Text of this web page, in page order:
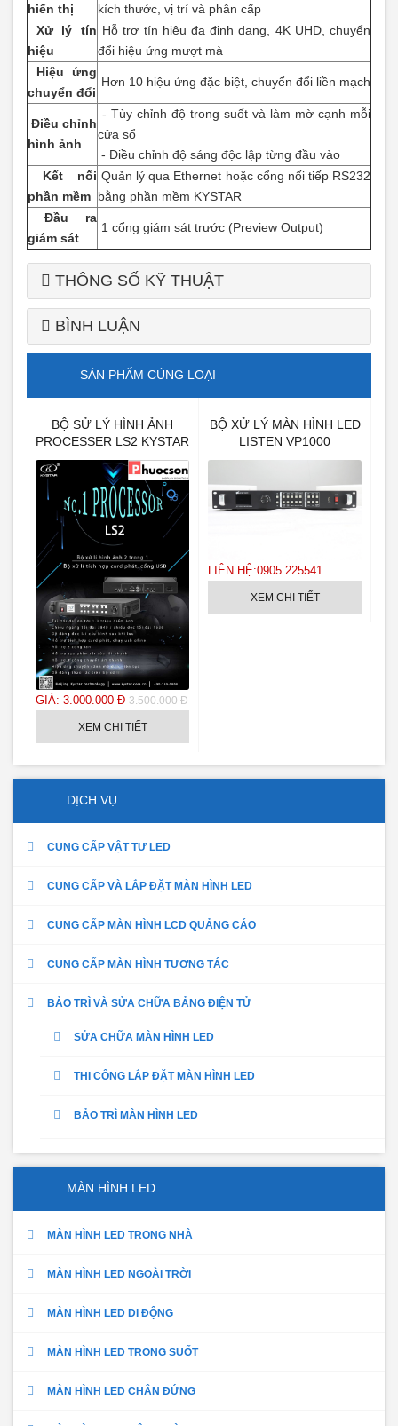
hiển thị
kích thước, vị trí và phân cấp
Xử lý tín
hiệu
Hỗ trợ tín hiệu đa định dạng, 4K UHD, chuyển
đổi hiệu ứng mượt mà
Hiệu ứng
chuyển đổi
Hơn 10 hiệu ứng đặc biệt, chuyển đổi liền mạch
Điều chỉnh
hình ảnh
- Tùy chỉnh độ trong suốt và làm mờ cạnh mỗi
cửa sổ
- Điều chỉnh độ sáng độc lập từng đầu vào
Kết nối
phần mềm
Quản lý qua Ethernet hoặc cổng nối tiếp RS232
bằng phần mềm KYSTAR
Đầu ra
giám sát
1 cổng giám sát trước (Preview Output)
THÔNG SỐ KỸ THUẬT
BÌNH LUẬN
SẢN PHẨM CÙNG LOẠI
BỘ SỬ LÝ HÌNH ẢNH
PROCESSER LS2 KYSTAR
GIÁ: 3.000.000 Đ 3.500.000 Đ
XEM CHI TIẾT
BỘ XỬ LÝ MÀN HÌNH LED
LISTEN VP1000
LIÊN HỆ:0905 225541
XEM CHI TIẾT
DỊCH VỤ
CUNG CẤP VẬT TƯ LED
CUNG CẤP VÀ LẮP ĐẶT MÀN HÌNH LED
CUNG CẤP MÀN HÌNH LCD QUẢNG CÁO
CUNG CẤP MÀN HÌNH TƯƠNG TÁC
BẢO TRÌ VÀ SỬA CHỮA BẢNG ĐIỆN TỬ
SỬA CHỮA MÀN HÌNH LED
THI CÔNG LẮP ĐẶT MÀN HÌNH LED
BẢO TRÌ MÀN HÌNH LED
MÀN HÌNH LED
MÀN HÌNH LED TRONG NHÀ
MÀN HÌNH LED NGOÀI TRỜI
MÀN HÌNH LED DI ĐỘNG
MÀN HÌNH LED TRONG SUỐT
MÀN HÌNH LED CHÂN ĐỨNG